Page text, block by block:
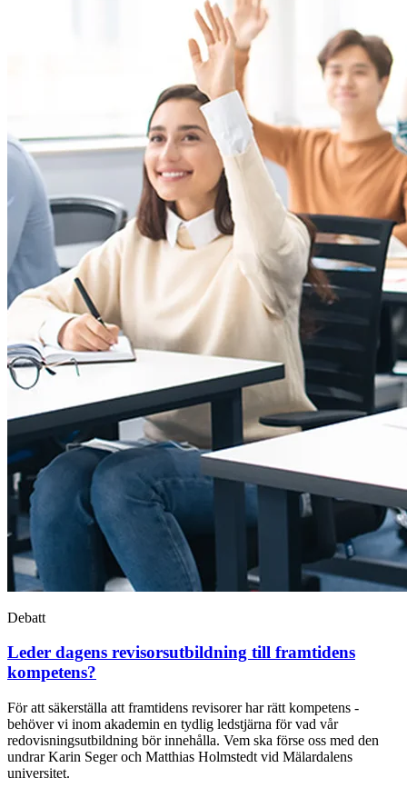
Debatt
Leder dagens revisorsutbildning till framtidens
kompetens?
För att säkerställa att framtidens revisorer har rätt kompetens -
behöver vi inom akademin en tydlig ledstjärna för vad vår
redovisningsutbildning bör innehålla. Vem ska förse oss med den
undrar Karin Seger och Matthias Holmstedt vid Mälardalens
universitet.